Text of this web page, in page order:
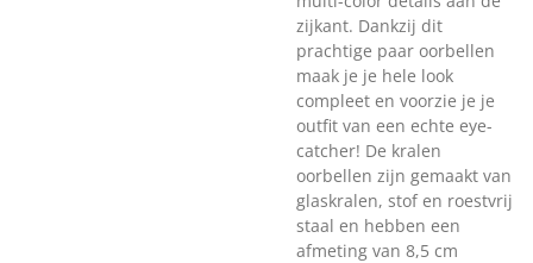
zijkant. Dankzij dit
prachtige paar oorbellen
maak je je hele look
compleet en voorzie je je
outfit van een echte eye-
catcher! De kralen
oorbellen zijn gemaakt van
glaskralen, stof en roestvrij
staal en hebben een
afmeting van 8,5 cm